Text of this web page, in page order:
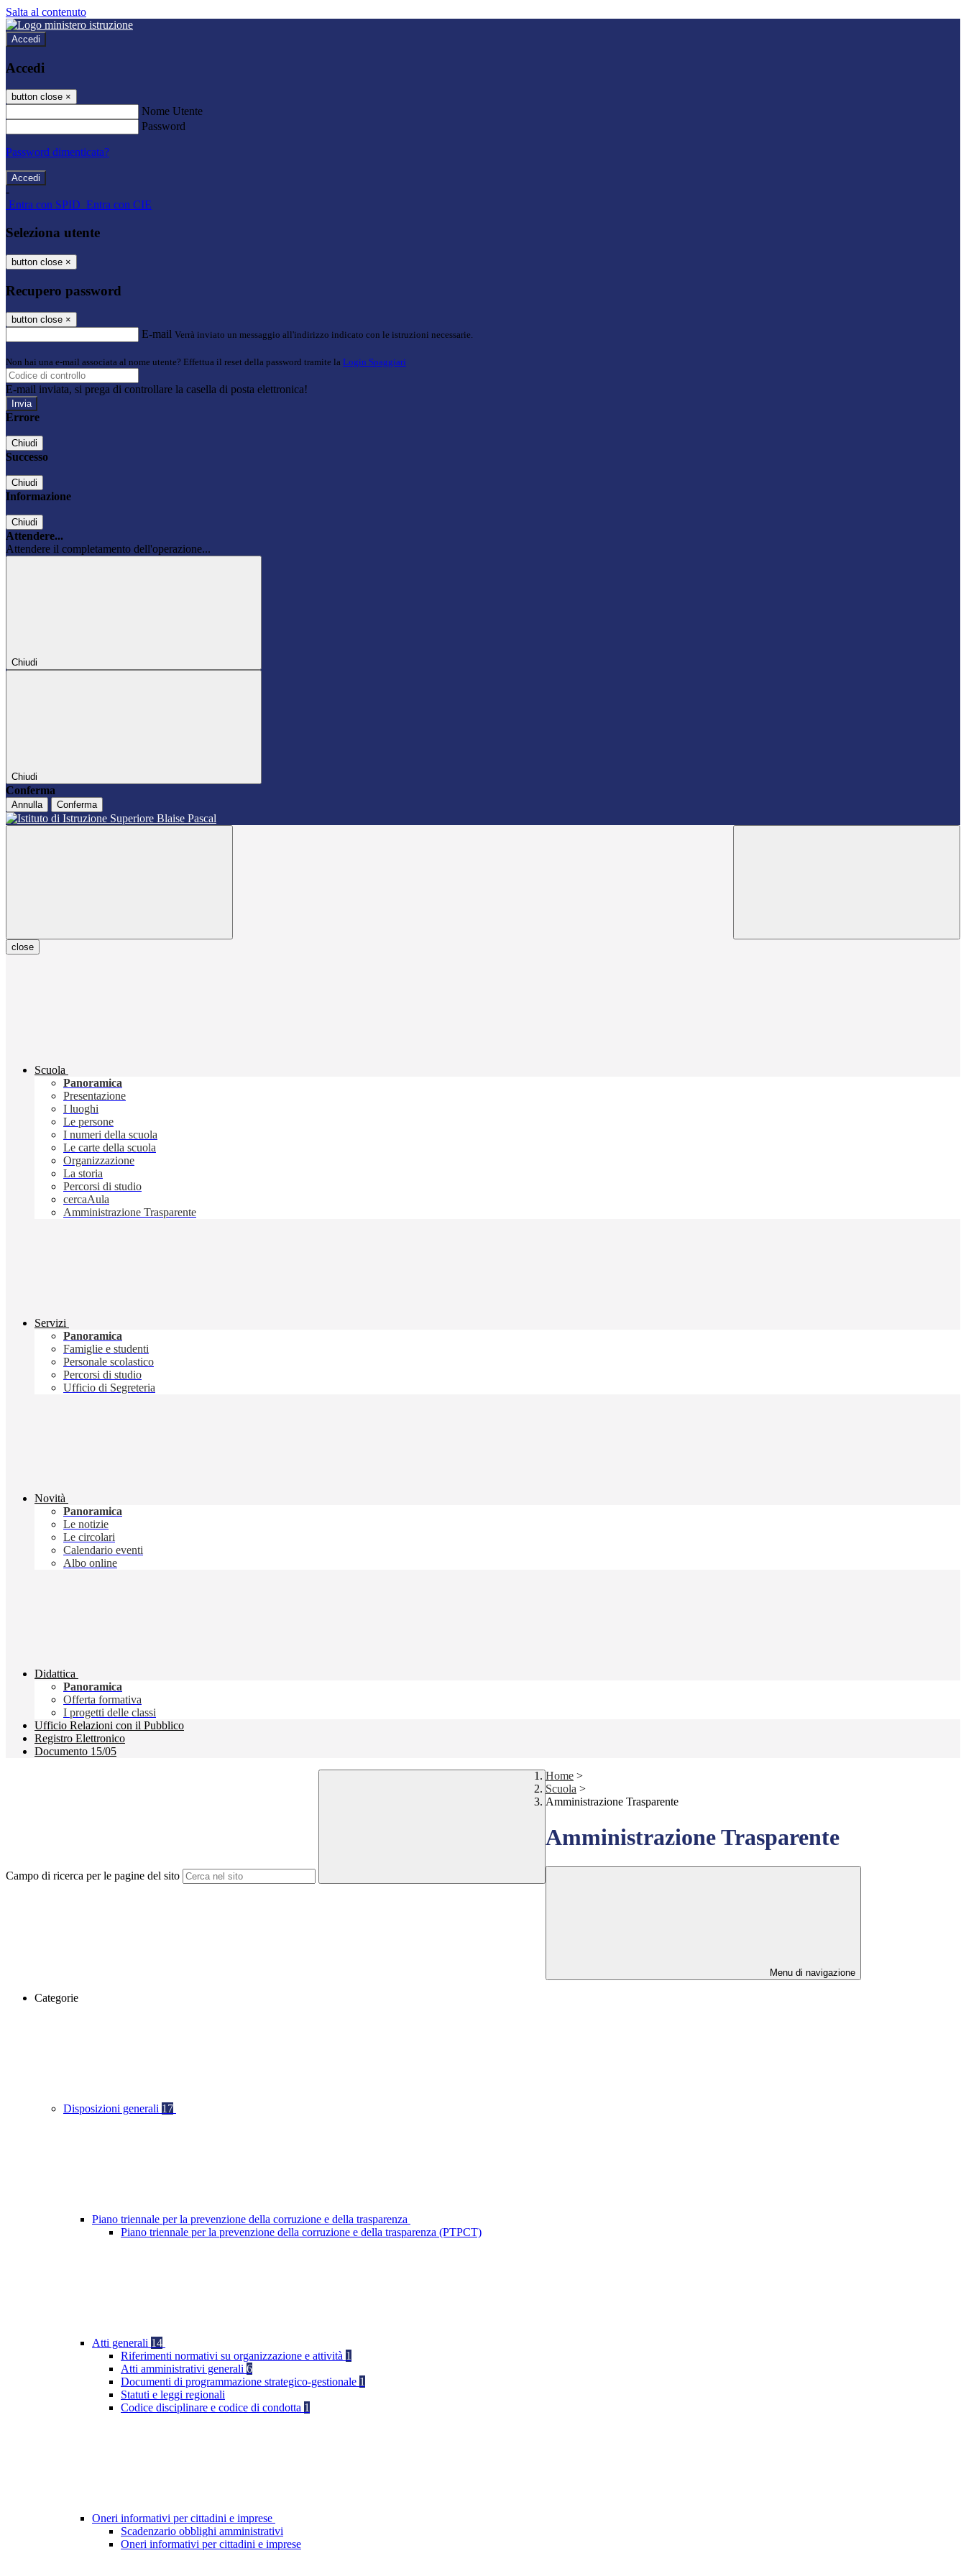
Salta al contenuto
Accedi
Accedi
button close ×
Nome Utente
Password
Password dimenticata?
-
Entra con SPID Entra con CIE
Seleziona utente
button close ×
Recupero password
button close ×
E-mail Verrà inviato un messaggio all'indirizzo indicato con le istruzioni necessarie.
Non hai una e-mail associata al nome utente? Effettua il reset della password tramite la Login Spaggiari
E-mail inviata, si prega di controllare la casella di posta elettronica!
Errore
Chiudi
Successo
Chiudi
Informazione
Chiudi
Attendere...
Attendere il completamento dell'operazione...
Chiudi
Chiudi
Conferma
Annulla Conferma
close
Scuola
Panoramica
Presentazione
I luoghi
Le persone
I numeri della scuola
Le carte della scuola
Organizzazione
La storia
Percorsi di studio
cercaAula
Amministrazione Trasparente
Servizi
Panoramica
Famiglie e studenti
Personale scolastico
Percorsi di studio
Ufficio di Segreteria
Novità
Panoramica
Le notizie
Le circolari
Calendario eventi
Albo online
Didattica
Panoramica
Offerta formativa
I progetti delle classi
Ufficio Relazioni con il Pubblico
Registro Elettronico
Documento 15/05
Campo di ricerca per le pagine del sito
Home >
Scuola >
Amministrazione Trasparente
Amministrazione Trasparente
Menu di navigazione
Categorie
Disposizioni generali 17
Piano triennale per la prevenzione della corruzione e della trasparenza
Piano triennale per la prevenzione della corruzione e della trasparenza (PTPCT)
Atti generali 14
Riferimenti normativi su organizzazione e attività 1
Atti amministrativi generali 6
Documenti di programmazione strategico-gestionale 1
Statuti e leggi regionali
Codice disciplinare e codice di condotta 1
Oneri informativi per cittadini e imprese
Scadenzario obblighi amministrativi
Oneri informativi per cittadini e imprese